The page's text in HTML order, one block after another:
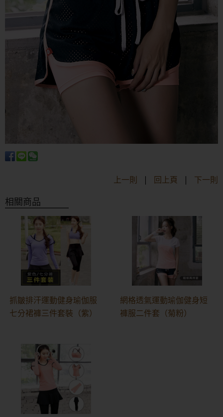
上一則 | 回上頁 | 下一則
相關商品
抓皺排汗運動健身瑜伽服
七分裙褲三件套裝（紫）
網格透氣運動瑜伽健身短
褲服二件套（菊粉）